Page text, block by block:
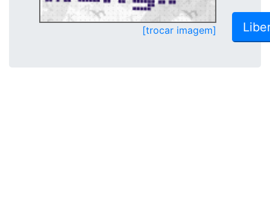
[trocar imagem]